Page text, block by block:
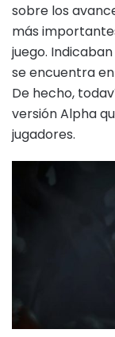
sobre los
más
juego.
se encuentra
De hecho,
versión Alpha
jugadores.